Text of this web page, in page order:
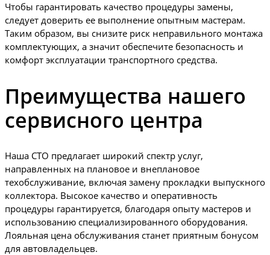
Чтобы гарантировать качество процедуры замены,
следует доверить ее выполнение опытным мастерам.
Таким образом, вы снизите риск неправильного монтажа
комплектующих, а значит обеспечите безопасность и
комфорт эксплуатации транспортного средства.
Преимущества нашего
сервисного центра
Наша СТО предлагает широкий спектр услуг,
направленных на плановое и внеплановое
техобслуживание, включая замену прокладки выпускного
коллектора. Высокое качество и оперативность
процедуры гарантируется, благодаря опыту мастеров и
использованию специализированного оборудования.
Лояльная цена обслуживания станет приятным бонусом
для автовладельцев.